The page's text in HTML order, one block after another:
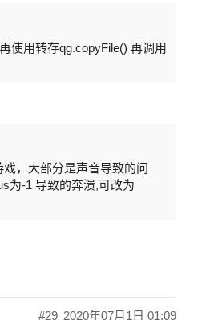
使用转存qg.copyFile() 再调用
，大部分是声音导致的问
为-1 导致的奔溃,可改为
2020年07月1日 01:09
#29